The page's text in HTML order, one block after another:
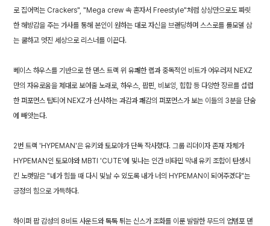
로 집어먹는 Crackers", "Mega crew 속 혼자서 Freestyle"처럼 상상만으로도 짜릿
한 해방감을 주는 가사를 통해 본인이 원하는 대로 자신을 브랜딩하며 스스로를 롤모델 삼
는 쿨하고 멋진 세상으로 리스너를 이끈다.
베이스 하우스를 기반으로 한 댄스 트랙 위 유쾌한 랩과 중독적인 비트가 어우러져 NEXZ
만의 자유로움을 제대로 보여줄 노래로, 하우스, 팝핀, 비보잉, 힙합 등 다양한 장르를 섭렵
한 퍼포먼스 탑티어 NEXZ가 선사하는 과감과 쾌감의 퍼포먼스가 보는 이들의 3분을 단숨
에 빼앗는다.
2번 트랙 'HYPEMAN'은 유키와 토모야가 단독 작사했다. 그룹 리더이자 존재 자체가
HYPEMAN인 토모야와 MBTI 'CUTE'에 빛나는 인간 비타민 막내 유키 조합이 탄생시
킨 노랫말은 "네가 힘들 때 다시 빛날 수 있도록 내가 너의 HYPEMAN이 되어주겠다"는
긍정의 힘으로 가득하다.
하이퍼 팝 감성의 8비트 사운드와 톡톡 튀는 신스가 조화를 이룬 발랄한 무드의 업템포 댄